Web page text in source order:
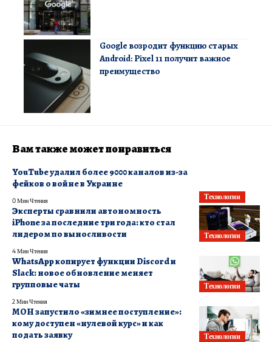
Google возродит функцию старых
Android: Pixel 11 получит важное
преимущество
Вам также может понравиться
Технологии
YouTube удалил более 9000 каналов из-за
фейков о войне в Украине
0 Мин Чтения
Технологии
Эксперты сравнили автономность
iPhone за последние три года: кто стал
лидером по выносливости
4 Мин Чтения
Технологии
WhatsApp копирует функции Discord и
Slack: новое обновление меняет
групповые чаты
2 Мин Чтения
Технологии
МОН запустило «зимнее поступление»:
кому доступен «нулевой курс» и как
подать заявку